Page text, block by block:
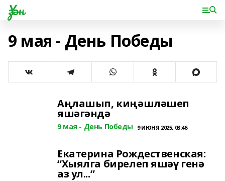
Үзән
9 мая - День Победы
Аңлашып, киңәшләшеп
яшәгәндә
9 мая - День Победы 9 ИЮНЯ 2025, 03:46
Екатерина Рождественская:
“Хыялга бирелеп яшәү генә
аз ул...”